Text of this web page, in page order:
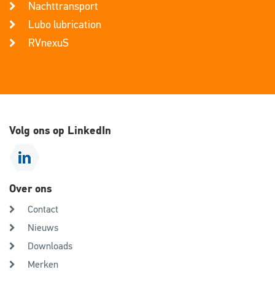
Nachttransport
Lubo lubrication
RVnexuS
Volg ons op LinkedIn
Over ons
Contact
Nieuws
Downloads
Merken